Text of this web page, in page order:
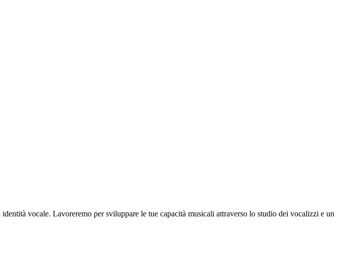
vocale. Lavoreremo per sviluppare le tue capacità musicali attraverso lo studio dei vocalizzi e un